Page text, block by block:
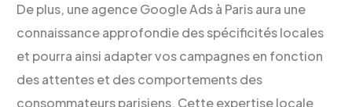
De plus, une agence Google Ads à Paris aura une
connaissance approfondie des spécificités locales
et pourra ainsi adapter vos campagnes en fonction
des attentes et des comportements des
consommateurs parisiens. Cette expertise locale